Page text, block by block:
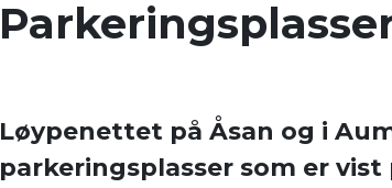
Løypenettet på Åsan og i
parkeringsplasser som er vist